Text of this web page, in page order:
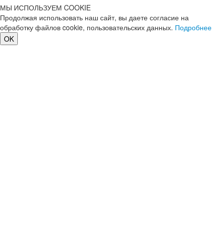
МЫ ИСПОЛЬЗУЕМ COOKIE
Продолжая использовать наш сайт, вы даете согласие на
обработку файлов cookie, пользовательских данных. Подробнее
OK